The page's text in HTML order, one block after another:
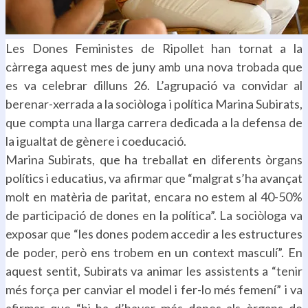
Les Dones Feministes de Ripollet han tornat a la
càrrega aquest mes de juny amb una nova trobada que
es va celebrar dilluns 26. L’agrupació va convidar al
berenar-xerrada a la sociòloga i política Marina Subirats,
que compta una llarga carrera dedicada a la defensa de
la igualtat de gènere i coeducació.
Marina Subirats, que ha treballat en diferents òrgans
polítics i educatius, va afirmar que “malgrat s’ha avançat
molt en matèria de paritat, encara no estem al 40-50%
de participació de dones en la política”. La sociòloga va
exposar que “les dones podem accedir a les estructures
de poder, però ens trobem en un context masculí”. En
aquest sentit, Subirats va animar les assistents a “tenir
més força per canviar el model i fer-lo més femení” i va